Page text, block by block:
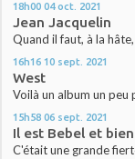
18h00 04 oct. 2021
Jean Jacquelin
Quand il faut, à la
16h16 10 sept. 2021
West
Voilà un album un peu
15h58 06 sept. 2021
Il est Bebel et
C'était une grande